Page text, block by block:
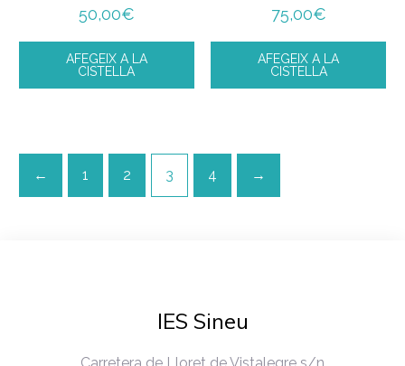
50,00€
AFEGEIX A LA
CISTELLA
75,00€
AFEGEIX A LA
CISTELLA
← 1 2 3 4 →
IES Sineu